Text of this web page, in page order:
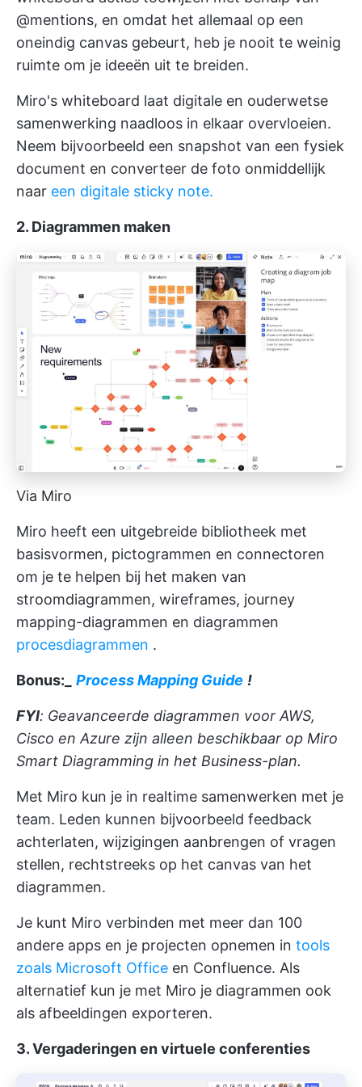
@mentions, en omdat het allemaal op een
oneindig canvas gebeurt, heb je nooit te weinig
ruimte om je ideeën uit te breiden.
Miro's whiteboard laat digitale en ouderwetse
samenwerking naadloos in elkaar overvloeien.
Neem bijvoorbeeld een snapshot van een fysiek
document en converteer de foto onmiddellijk
naar een digitale sticky note.
2. Diagrammen maken
Via Miro
Miro heeft een uitgebreide bibliotheek met
basisvormen, pictogrammen en connectoren
om je te helpen bij het maken van
stroomdiagrammen, wireframes, journey
mapping-diagrammen en diagrammen
procesdiagrammen .
Bonus:_ Process Mapping Guide !
FYI: Geavanceerde diagrammen voor AWS,
Cisco en Azure zijn alleen beschikbaar op Miro
Smart Diagramming in het Business-plan.
Met Miro kun je in realtime samenwerken met je
team. Leden kunnen bijvoorbeeld feedback
achterlaten, wijzigingen aanbrengen of vragen
stellen, rechtstreeks op het canvas van het
diagrammen.
Je kunt Miro verbinden met meer dan 100
andere apps en je projecten opnemen in tools
zoals Microsoft Office en Confluence. Als
alternatief kun je met Miro je diagrammen ook
als afbeeldingen exporteren.
3. Vergaderingen en virtuele conferenties